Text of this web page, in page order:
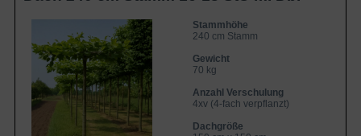
Stammhöhe
240 cm Stamm
Gewicht
70 kg
Anzahl Verschulung
4xv (4-fach verpflanzt)
Dachgröße